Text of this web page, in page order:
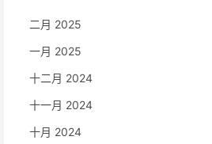
二月 2025
一月 2025
十二月 2024
十一月 2024
十月 2024